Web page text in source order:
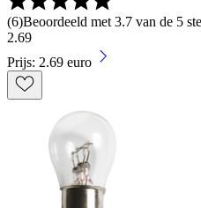
(6)Beoordeeld met 3.7 van de 5
2.69
Prijs: 2.69 euro